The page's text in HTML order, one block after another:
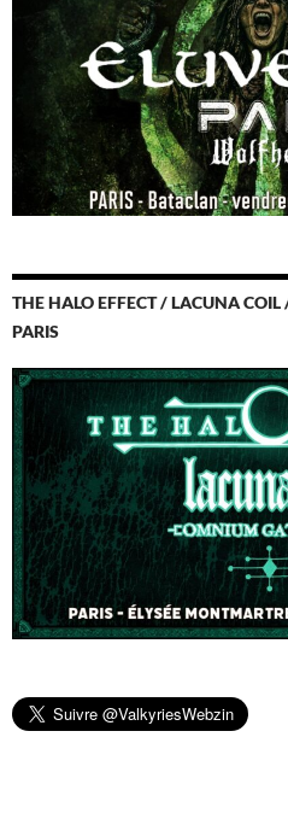
THE HALO EFFECT / LACUNA
PARIS